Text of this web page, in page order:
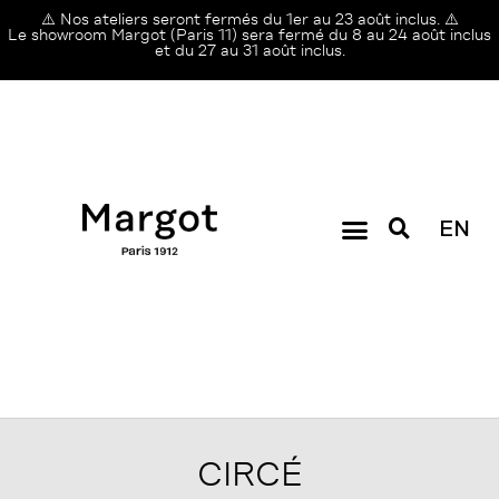
⚠️ Nos ateliers seront fermés du 1er au 23 août inclus. ⚠️
Le showroom Margot (Paris 11) sera fermé du 8 au 24 août inclus
et du 27 au 31 août inclus.
EN
CIRCÉ